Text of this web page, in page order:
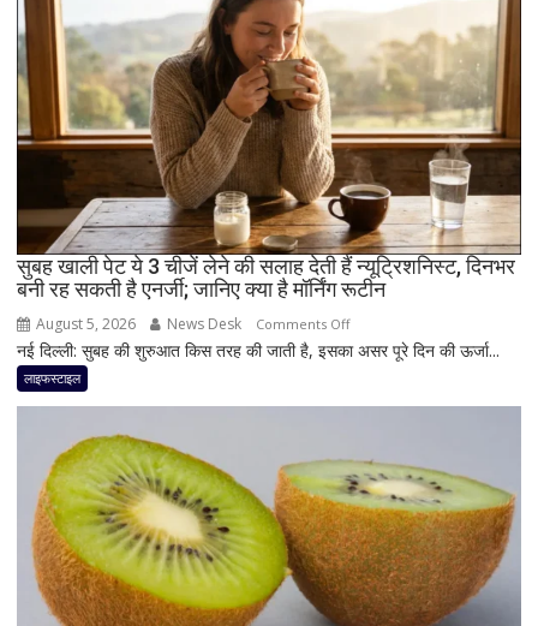
फायदे
और
सेवन
का
बेहतर
तरीका
सुबह खाली पेट ये 3 चीजें लेने की सलाह देती हैं न्यूट्रिशनिस्ट, दिनभर
बनी रह सकती है एनर्जी; जानिए क्या है मॉर्निंग रूटीन
August 5, 2026 News Desk Comments Offon
सुबह
चीजें
लेने
की
सलाह
देती
नई दिल्ली: सुबह की शुरुआत किस तरह की जाती है, इसका असर पूरे दिन की ऊर्जा...
लाइफस्टाइल